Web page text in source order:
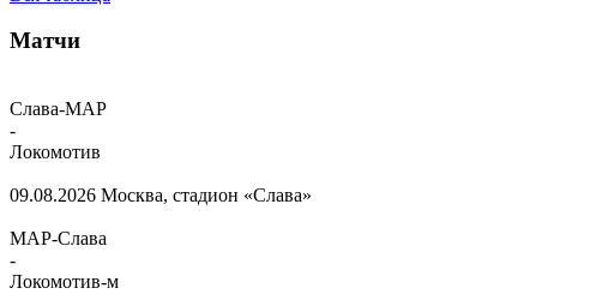
Матчи
Слава-МАР
-
Локомотив
09.08.2026 Москва, стадион «Слава»
МАР-Слава
-
Локомотив-м